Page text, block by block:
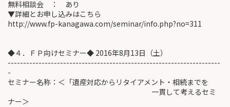
無料相談会 ： あり
▼詳細とお申し込みはこちら
http://www.fp-kanagawa.com/seminar/info.php?no=311
◆４．ＦＰ向けセミナー◆ 2016年8月13日（土）
---------------------------------------------------------------------
-
セミナー名称：＜「遺産対応からリタイアメント・相続までを
一貫して考えるセミ
ナー＞